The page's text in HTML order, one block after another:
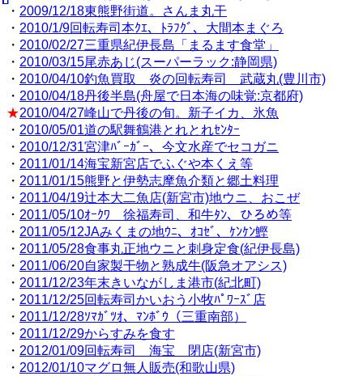
・ 2009/12/18東熊野街道。さんま丸干
・ 2010/1/9回転寿司本ｸｴ、ﾄﾗﾌｸﾞ、大間本まぐろ
・ 2010/02/27三重県紀伊長島「まるます食堂」
・ 2010/03/15尾赤あじ(スーパーラック:静岡県)
・ 2010/04/10釣魚買取 炎の回転寿司 武蔵丸(豊川市)
・ 2010/04/18丹後半島(舟屋で日本海の味覚:京都府)
★2010/04/27峰山で丹後の旬。新子イカ、氷魚
・ 2010/05/01道の駅舞鶴港とれとれｾﾝﾀｰ
・ 2010/12/31宮津ﾊﾞｰｶﾞｰ、今文水産でセコガニ
・ 2011/01/14海宝新宮店でふぐや本くえ等
・ 2011/01/15熊野と伊勢志摩魚介類と郷土料理
・ 2011/04/19辻本大二魚店(新宮市)地ウニ、おこぜ
・ 2011/05/10ｵｰｸﾜ 徐福寿司、和牛ﾀﾝ、ひろめ等
・ 2011/05/12JAみくまの地ｳﾆ、ｵｺｾﾞ、ｹﾝｹﾝ鰹
・ 2011/05/28食事丸正地ウニと刺身定食(紀伊長島)
・ 2011/06/20自家製干物と熟成牛(阪急オアシス)
・ 2011/12/23年末きいながしま港市(紀北町)
・ 2011/12/25回転寿司かいおう小牧ﾊﾟﾜｰｽﾞ店
・ 2011/12/28ｿﾏｶﾞﾂｵ、ﾏﾝﾎﾞｳ（三重南部）
・ 2011/12/29からすみを食す
・ 2012/01/09回転寿司 海宝 閉店(新宮市)
・ 2012/01/10マグロ無人販売(和歌山県)